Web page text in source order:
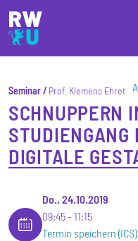
Direkt zum Inhalt
Direkt zur Hauptnavigation
Direkt zum Fußbereich
Seminar Prof. Klemens Ehret
SCHNUPPERN
STUDIENGANG
DIGITALE
Do., 24.10.2019
09:45
11:15
Termin speichern (ICS)